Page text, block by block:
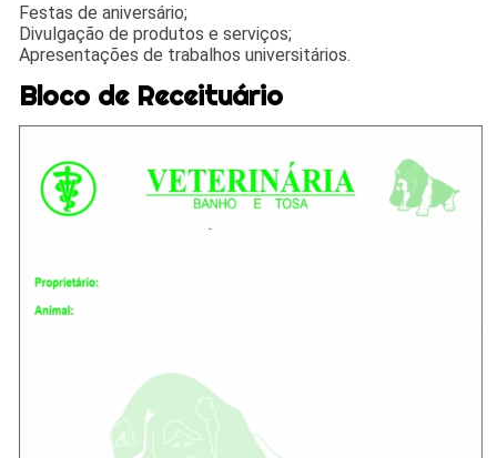
Festas de aniversário;
Divulgação de produtos e serviços;
Apresentações de trabalhos universitários.
Bloco de Receituário